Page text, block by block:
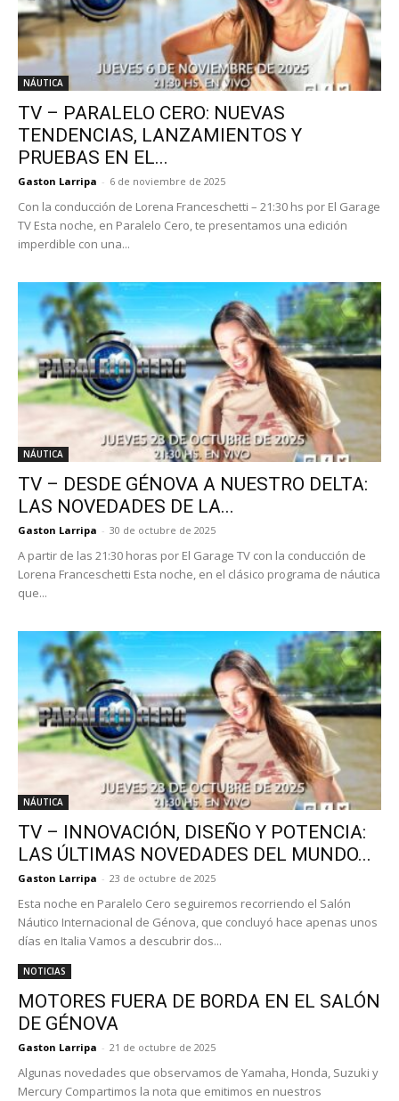
NÁUTICA
TV – PARALELO CERO: NUEVAS
TENDENCIAS, LANZAMIENTOS Y
PRUEBAS EN EL...
Gaston Larripa - 6 de noviembre de 2025
Con la conducción de Lorena Franceschetti – 21:30 hs por El Garage
TV Esta noche, en Paralelo Cero, te presentamos una edición
imperdible con una...
NÁUTICA
TV – DESDE GÉNOVA A NUESTRO DELTA:
LAS NOVEDADES DE LA...
Gaston Larripa - 30 de octubre de 2025
A partir de las 21:30 horas por El Garage TV con la conducción de
Lorena Franceschetti Esta noche, en el clásico programa de náutica
que...
NÁUTICA
TV – INNOVACIÓN, DISEÑO Y POTENCIA:
LAS ÚLTIMAS NOVEDADES DEL MUNDO...
Gaston Larripa - 23 de octubre de 2025
Esta noche en Paralelo Cero seguiremos recorriendo el Salón
Náutico Internacional de Génova, que concluyó hace apenas unos
días en Italia Vamos a descubrir dos...
NOTICIAS
MOTORES FUERA DE BORDA EN EL SALÓN
DE GÉNOVA
Gaston Larripa - 21 de octubre de 2025
Algunas novedades que observamos de Yamaha, Honda, Suzuki y
Mercury Compartimos la nota que emitimos en nuestros